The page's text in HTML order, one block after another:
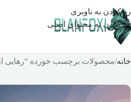
رد کردن به ناوبری
رد کردن به محتوای اصلی
خانه محصولات برچسب خورده “رهایی